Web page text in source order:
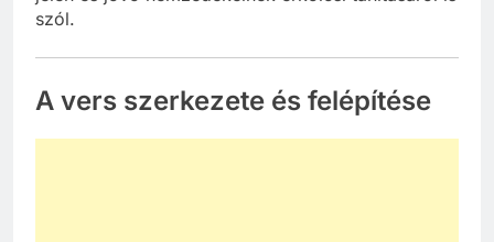
szól.
A vers szerkezete és felépítése